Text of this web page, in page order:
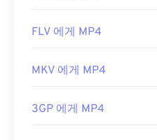
FLV 에게 MP4
MKV 에게 MP4
3GP 에게 MP4